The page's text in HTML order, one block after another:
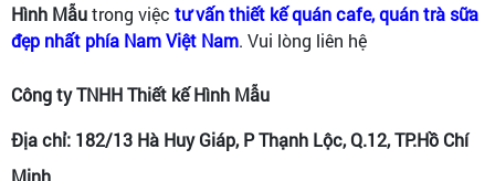
Hình Mẫutrong việc tư vấn thiết kế quán cafe, quán trà sữa
đẹp nhất phía Nam Việt Nam. Vui lòng liên hệ
Công ty TNHH Thiết kế Hình Mẫu
Địa chỉ: 182/13 Hà Huy Giáp, P Thạnh Lộc, Q.12, TP.Hồ Chí
Minh